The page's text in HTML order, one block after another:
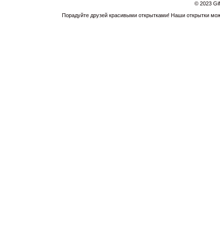
© 2023
Порадуйте друзей красивыми открытками! Наши открытки